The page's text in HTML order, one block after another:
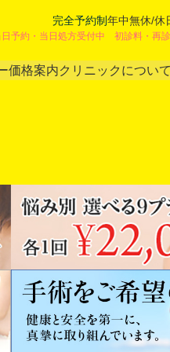
完全予約制年中無休/休
日予約・当日処方受付中 初診料・再
価格案内クリニックについて